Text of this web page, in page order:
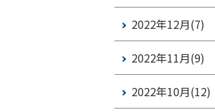
2022年12月(7)
2022年11月(9)
2022年10月(12)